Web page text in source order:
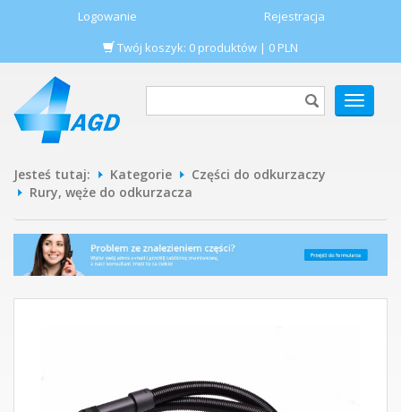
Logowanie
Rejestracja
Twój koszyk: 0 produktów | 0 PLN
POKAŻ
MENU
Jesteś tutaj: Kategorie
Części do odkurzaczy
Rury, węże do odkurzacza